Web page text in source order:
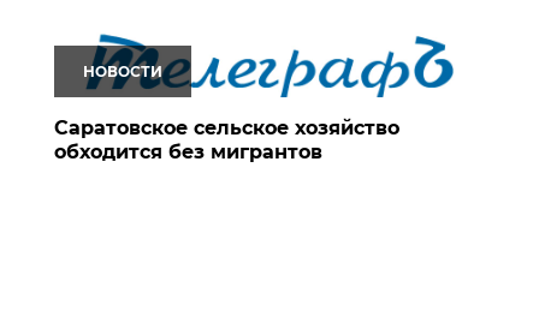
НОВОСТИ
Саратовское сельское хозяйство
обходится без мигрантов